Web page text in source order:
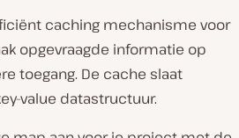
caching mechanisme voor
opgevraagde informatie op
toegang. De cache slaat
value datastructuur.